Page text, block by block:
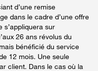
d’une remise
dans le cadre d’une offre
s’appliquera sur
26 ans révolus du
bénéficié du service
12 mois. Une seule
client. Dans le cas où la